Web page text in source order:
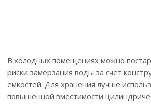
В холодных помещениях можно
риски замерзания воды за счет
емкостей. Для хранения лучше
повышенной вместимости